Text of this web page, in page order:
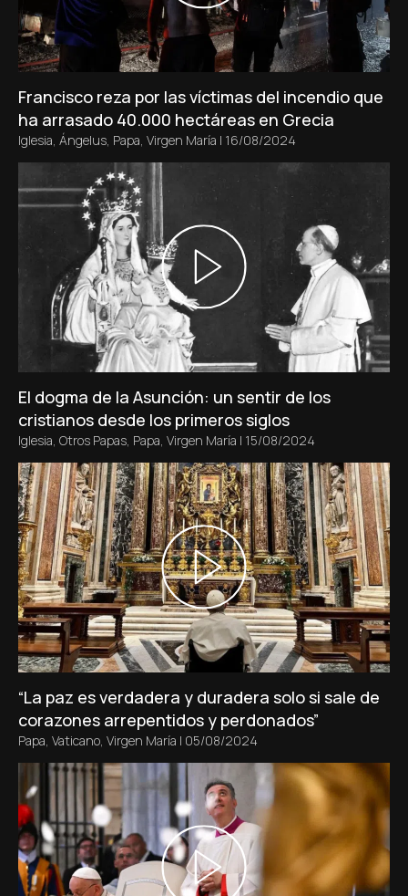
Francisco reza por las víctimas del incendio que
ha arrasado 40.000 hectáreas en Grecia
Iglesia, Ángelus, Papa, Virgen María | 16/08/2024
El dogma de la Asunción: un sentir de los
cristianos desde los primeros siglos
Iglesia, Otros Papas, Papa, Virgen María | 15/08/2024
“La paz es verdadera y duradera solo si sale de
corazones arrepentidos y perdonados”
Papa, Vaticano, Virgen María | 05/08/2024